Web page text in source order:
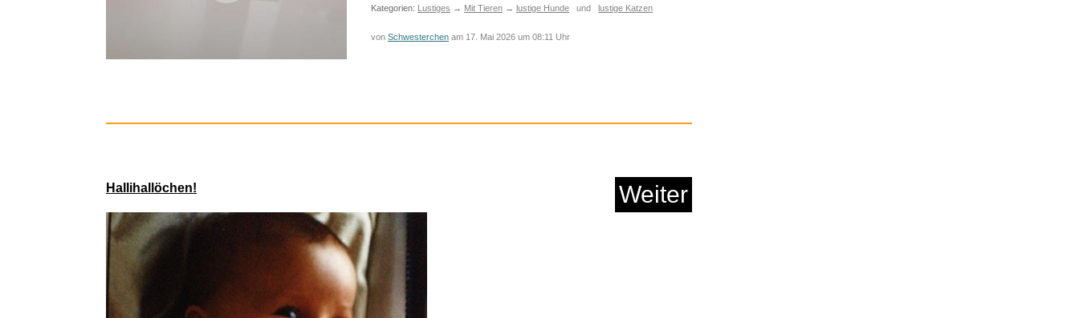
Who Cooked the Last Supper?:
Kategorien: Lustiges → Mit Tieren → lustige Hunde und lustige Katzen
von Schwesterchen am 17. Mai 2026 um 08:11 Uhr
Hallihallöchen! Weiter